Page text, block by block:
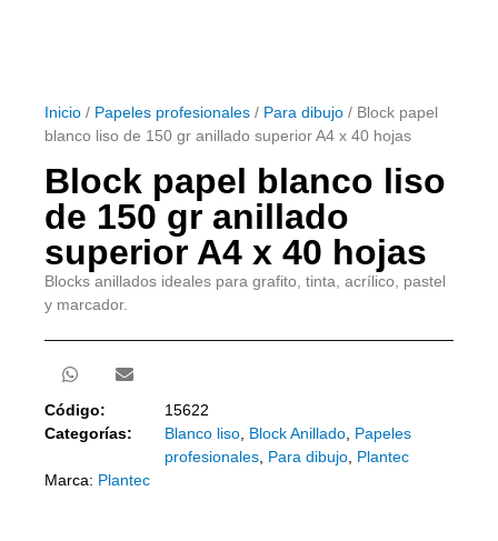
Inicio / Papeles profesionales / Para dibujo / Block papel
blanco liso de 150 gr anillado superior A4 x 40 hojas
Block papel blanco liso
de 150 gr anillado
superior A4 x 40 hojas
Blocks anillados ideales para grafito, tinta, acrílico, pastel
y marcador.
Código:
15622
Categorías:
Blanco liso, Block Anillado, Papeles
profesionales, Para dibujo, Plantec
Marca: Plantec